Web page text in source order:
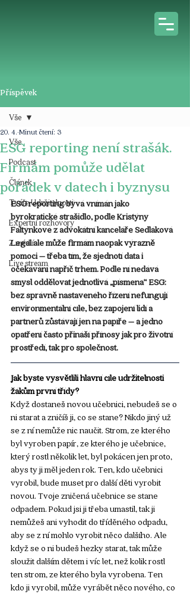
Příspěvek
Vše
Podcast
Článek
Tváře Udržitelnosti
Expertní rozhovory
Z médií
Live stream
Vše
ESG reporting není strašák.
Firmám pomůže udělat
pořádek v datech i byznysu
20. 4. Minut čtení: 3
ESG reporting bývá vnímán jako
byrokratické strašidlo, podle Kristýny
Faltýnkové z advokátní kanceláře Sedláková
Legal ale může firmám naopak výrazně
pomoci – třeba tím, že sjednotí data i
očekávání napříč trhem. Podle ní nedává
smysl oddělovat jednotlivá „písmena“ ESG:
bez správně nastaveného řízení nefungují
environmentální cíle, bez zapojení lidí a
partnerů zůstávají jen na papíře – a jedno
opatření často přináší přínosy jak pro životní
prostředí, tak pro společnost.
Jak byste vysvětlili hlavní cíle udržitelnosti
žákům první třídy?
Když dostaneš novou učebnici, nebudeš se o
ni starat a zničíš ji, co se stane? Nikdo jiný už
se z ní nemůže nic naučit. Strom, ze kterého
byl vyroben papír, ze kterého je učebnice,
který rostl několik let, byl pokácen jen proto,
abys ty ji měl jeden rok. Ten, kdo učebnici
vyrobil, bude muset pro další děti vyrobit
novou. Tvoje zničená učebnice se stane
odpadem. Pokud jsi ji třeba umastil, tak ji
nemůžeš ani vyhodit do tříděného odpadu,
aby se z ní mohlo vyrobit něco dalšího. Ale
když se o ni budeš hezky starat, tak může
sloužit dalším dětem i víc let, než kolik rostl
ten strom, ze kterého byla vyrobena. Ten
kdo ji vyrobil, může vyrábět něco nového, co